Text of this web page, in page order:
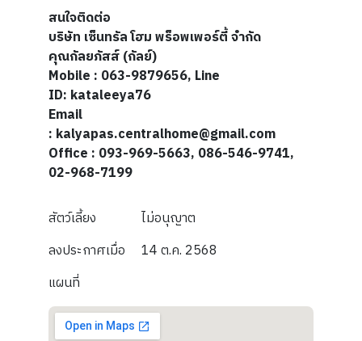
สนใจติดต่อ
บริษัท เซ็นทรัล โฮม พร็อพเพอร์ตี้ จำกัด
คุณกัลยภัสส์ (กัลย์)
Mobile : 063-9879656, Line
ID: kataleeya76
Email
: kalyapas.centralhome@gmail.com
Office : 093-969-5663, 086-546-9741,
02-968-7199
สัตว์เลี้ยง
ไม่อนุญาต
ลงประกาศเมื่อ
14 ต.ค. 2568
แผนที่